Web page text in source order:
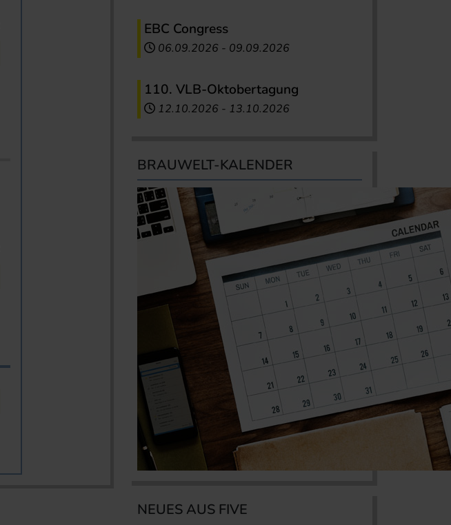
EBC Congress
06.09.2026 - 09.09.2026
110. VLB-Oktobertagung
12.10.2026 - 13.10.2026
BRAUWELT-KALENDER
NEUES AUS FIVE